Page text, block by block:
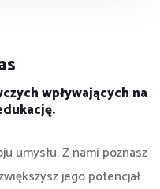
wpływających na
umysłu. Z nami poznasz
jego potencjał